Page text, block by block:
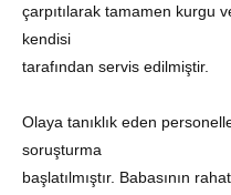
çarpıtılarak tamamen kurgu
kendisi
tarafından servis edilmiştir.
Olaya tanıklık eden
soruşturma
başlatılmıştır. Babasının